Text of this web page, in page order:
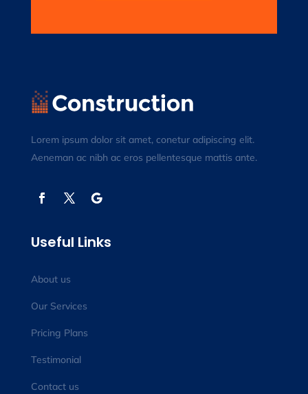
Lorem ipsum dolor sit amet, conetur adipiscing elit.
Aeneman ac nibh ac eros pellentesque mattis ante.
Useful Links
About us
Our Services
Pricing Plans
Testimonial
Contact us